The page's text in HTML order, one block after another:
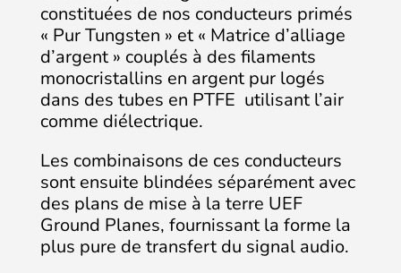
constituées de nos conducteurs primés
« Pur Tungsten » et « Matrice d’alliage
d’argent » couplés à des filaments
monocristallins en argent pur logés
dans des tubes en PTFE utilisant l’air
comme diélectrique.
Les combinaisons de ces conducteurs
sont ensuite blindées séparément avec
des plans de mise à la terre UEF
Ground Planes, fournissant la forme la
plus pure de transfert du signal audio.